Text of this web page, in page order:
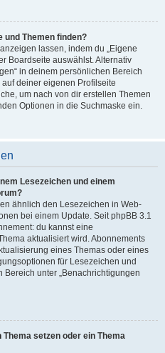
und Themen finden?
lassen, indem du „Eigene
Boardseite auswählst. Alternativ
in deinem persönlichen Bereich
auf deiner eigenen Profilseite
um nach von dir erstellen Themen
Optionen in die Suchmaske ein.
Lesezeichen und einem
ähnlich den Lesezeichen in Web-
bei einem Update. Seit phpBB 3.1
du kannst eine
aktualisiert wird. Abonnements
eines Themas oder eines
für Lesezeichen und
unter „Benachrichtigungen
setzen oder ein Thema